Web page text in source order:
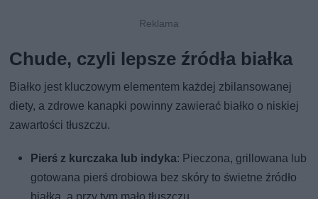
Chude, czyli lepsze źródła białka
Białko jest kluczowym elementem każdej zbilansowanej
diety, a zdrowe kanapki powinny zawierać białko o niskiej
zawartości tłuszczu.
Pierś z kurczaka lub indyka: Pieczona, grillowana lub
gotowana pierś drobiowa bez skóry to świetne źródło